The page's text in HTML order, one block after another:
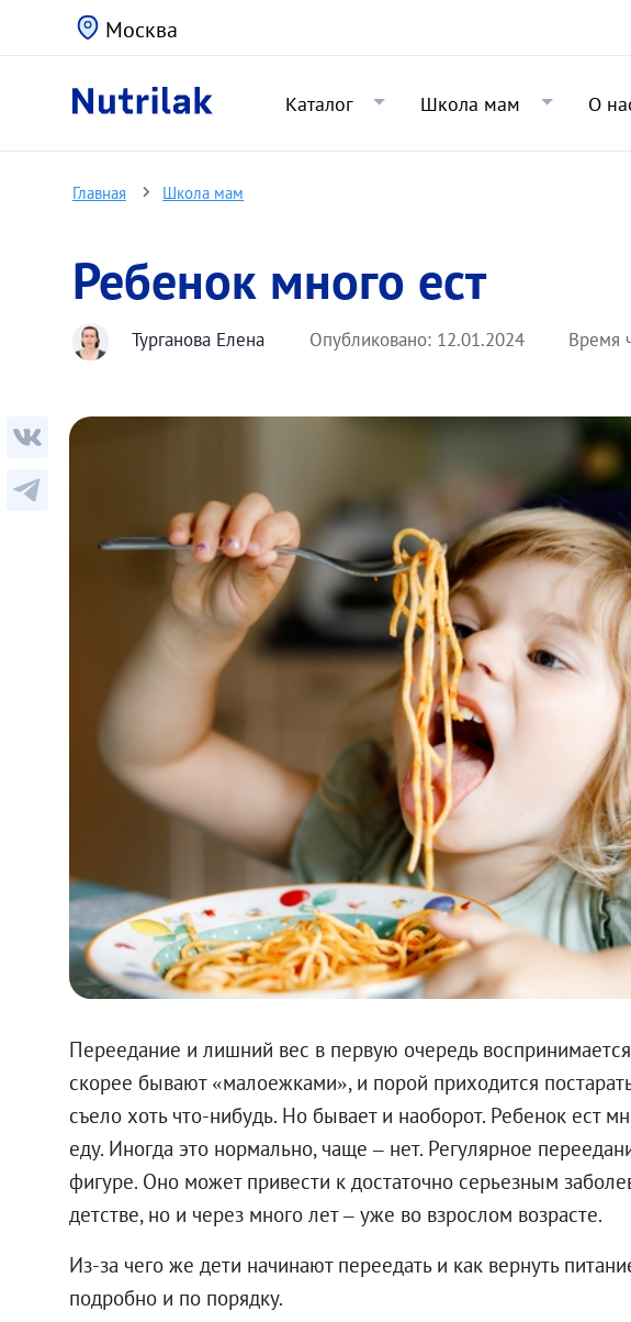
Москва
Каталог Школа мам О
Главная Школа мам
Ребенок много ест
Турганова Елена Опубликовано: 12.01.2024 Время
Переедание и лишний вес в первую очередь
скорее бывают «малоежками», и порой приходится
съело хоть что-нибудь. Но бывает и наоборот. Ребенок ест
еду. Иногда это нормально, чаще – нет. Регулярное
фигуре. Оно может привести к достаточно серьезным
детстве, но и через много лет – уже во взрослом возрасте.
Из-за чего же дети начинают переедать и как вернуть
подробно и по порядку.